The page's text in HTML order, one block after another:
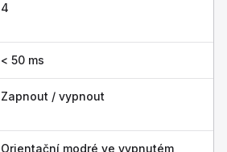
4
< 50 ms
Zapnout / vypnout
Orientační modré ve vypnutém